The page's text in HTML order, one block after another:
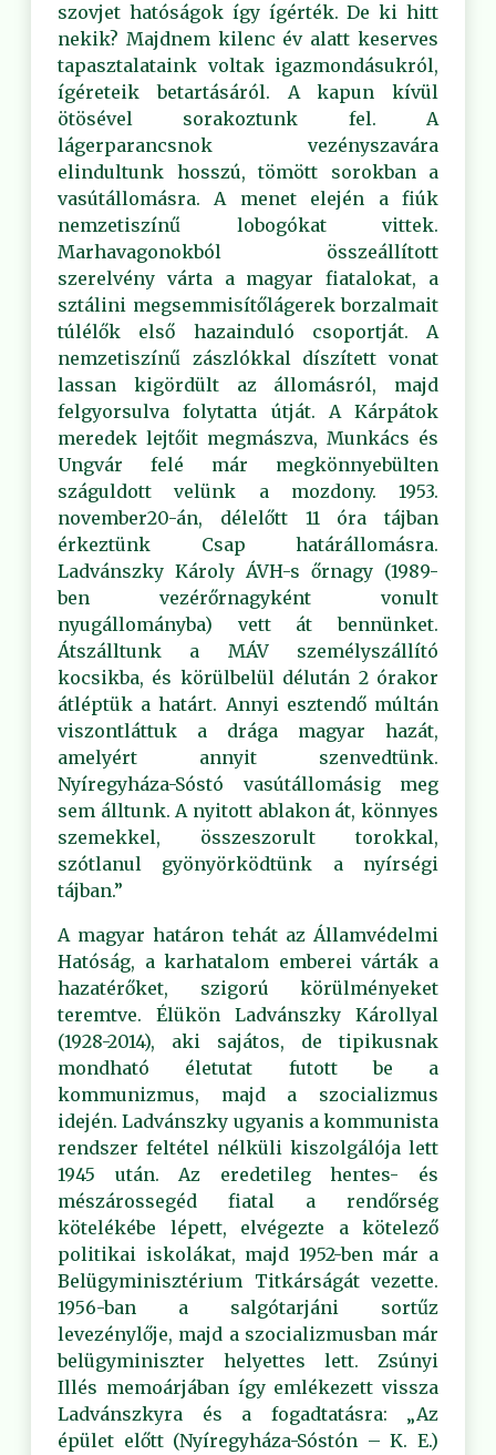
szovjet hatóságok így ígérték. De ki hitt
nekik? Majdnem kilenc év alatt keserves
tapasztalataink voltak igazmondásukról,
ígéreteik betartásáról. A kapun kívül
ötösével sorakoztunk fel. A
lágerparancsnok vezényszavára
elindultunk hosszú, tömött sorokban a
vasútállomásra. A menet elején a fiúk
nemzetiszínű lobogókat vittek.
Marhavagonokból összeállított
szerelvény várta a magyar fiatalokat, a
sztálini megsemmisítőlágerek borzalmait
túlélők első hazainduló csoportját. A
nemzetiszínű zászlókkal díszített vonat
lassan kigördült az állomásról, majd
felgyorsulva folytatta útját. A Kárpátok
meredek lejtőit megmászva, Munkács és
Ungvár felé már megkönnyebülten
száguldott velünk a mozdony. 1953.
november20-án, délelőtt 11 óra tájban
érkeztünk Csap határállomásra.
Ladvánszky Károly ÁVH-s őrnagy (1989-
ben vezérőrnagyként vonult
nyugállományba) vett át bennünket.
Átszálltunk a MÁV személyszállító
kocsikba, és körülbelül délután 2 órakor
átléptük a határt. Annyi esztendő múltán
viszontláttuk a drága magyar hazát,
amelyért annyit szenvedtünk.
Nyíregyháza-Sóstó vasútállomásig meg
sem álltunk. A nyitott ablakon át, könnyes
szemekkel, összeszorult torokkal,
szótlanul gyönyörködtünk a nyírségi
tájban.”
A magyar határon tehát az Államvédelmi
Hatóság, a karhatalom emberei várták a
hazatérőket, szigorú körülményeket
teremtve. Élükön Ladvánszky Károllyal
(1928-2014), aki sajátos, de tipikusnak
mondható életutat futott be a
kommunizmus, majd a szocializmus
idején. Ladvánszky ugyanis a kommunista
rendszer feltétel nélküli kiszolgálója lett
1945 után. Az eredetileg hentes- és
mészárossegéd fiatal a rendőrség
kötelékébe lépett, elvégezte a kötelező
politikai iskolákat, majd 1952-ben már a
Belügyminisztérium Titkárságát vezette.
1956-ban a salgótarjáni sortűz
levezénylője, majd a szocializmusban már
belügyminiszter helyettes lett. Zsúnyi
Illés memoárjában így emlékezett vissza
Ladvánszkyra és a fogadtatásra: „Az
épület előtt (Nyíregyháza-Sóstón – K. E.)